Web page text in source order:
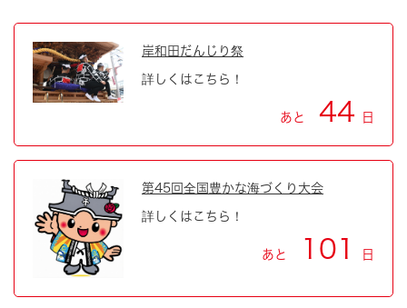
岸和田だんじり祭
詳しくはこちら！
あと 44 日
第45回全国豊かな海づくり大会
詳しくはこちら！
あと 101 日